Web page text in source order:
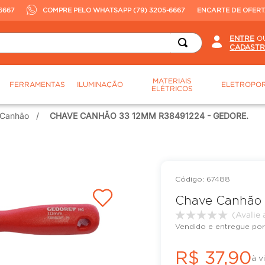
COMPRE PELO WHATSAPP (79) 3205-6667 ENCARTE DE
FERRAMENTAS ILUMINAÇÃO
MATERIAIS
ELÉTRICOS
CHAVE CANHÃO 33 12MM R38491224 - GEDORE.
: 67488
Chave Canhão
Vendido e entregue por
R$ 37,90à